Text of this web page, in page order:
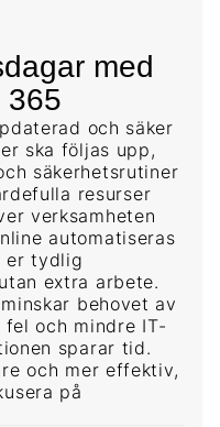
med
365
och säker
ska följas upp,
säkerhetsrutiner
resurser
verksamheten
automatiseras
er tydlig
extra arbete.
behovet av
och mindre IT-
sparar tid.
och mer effektiv,
på